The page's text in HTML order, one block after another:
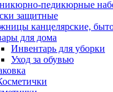
педикюрные
защитные
канцелярские,
для дома
Инвентарь для уборки
Уход за обувью